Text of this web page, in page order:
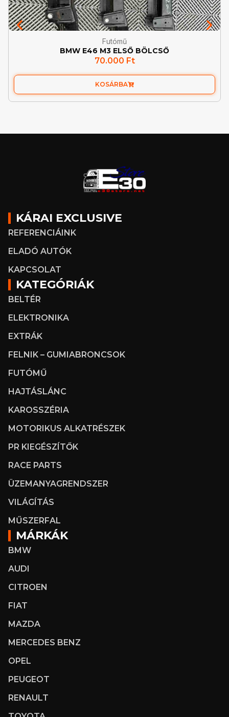
Futómű
BMW E46 M3 ELSŐ BÖLCSŐ
70.000 Ft
KOSÁRBA
KÁRAI EXCLUSIVE
REFERENCIÁINK
ELADÓ AUTÓK
KAPCSOLAT
KATEGÓRIÁK
BELTÉR
ELEKTRONIKA
EXTRÁK
FELNIK – GUMIABRONCSOK
FUTÓMŰ
HAJTÁSLÁNC
KAROSSZÉRIA
MOTORIKUS ALKATRÉSZEK
PR KIEGÉSZÍTŐK
RACE PARTS
ÜZEMANYAGRENDSZER
VILÁGÍTÁS
MŰSZERFAL
MÁRKÁK
BMW
AUDI
CITROEN
FIAT
MAZDA
MERCEDES BENZ
OPEL
PEUGEOT
RENAULT